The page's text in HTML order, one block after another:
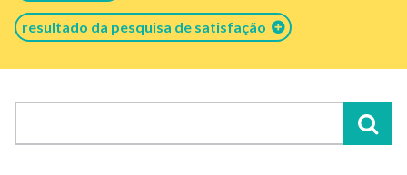
resultado da pesquisa de satisfação